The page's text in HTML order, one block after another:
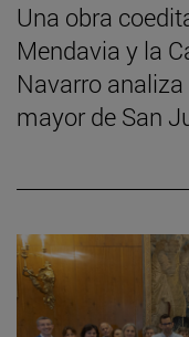
Una obra
Mendavia y la
Navarro
mayor de San